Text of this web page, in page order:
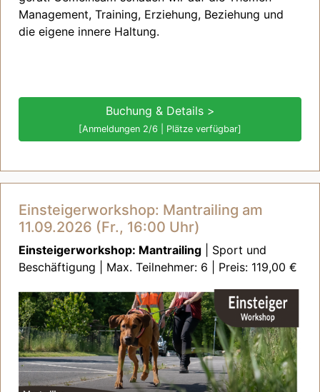
Management, Training, Erziehung, Beziehung und
die eigene innere Haltung.
Buchung & Details >
[Anmeldungen 2/6 | Plätze verfügbar]
Einsteigerworkshop: Mantrailing am
11.09.2026 (Fr., 16:00 Uhr)
Einsteigerworkshop: Mantrailing | Sport und
Beschäftigung | Max. Teilnehmer: 6 | Preis: 119,00 €